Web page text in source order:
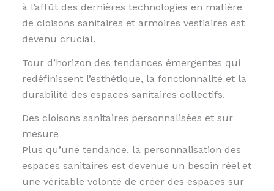
à l’affût des dernières technologies en matière
de cloisons sanitaires et armoires vestiaires est
devenu crucial.
Tour d’horizon des tendances émergentes qui
redéfinissent l’esthétique, la fonctionnalité et la
durabilité des espaces sanitaires collectifs.
Des cloisons sanitaires personnalisées et sur
mesure
Plus qu’une tendance, la personnalisation des
espaces sanitaires est devenue un besoin réel et
une véritable volonté de créer des espaces sur